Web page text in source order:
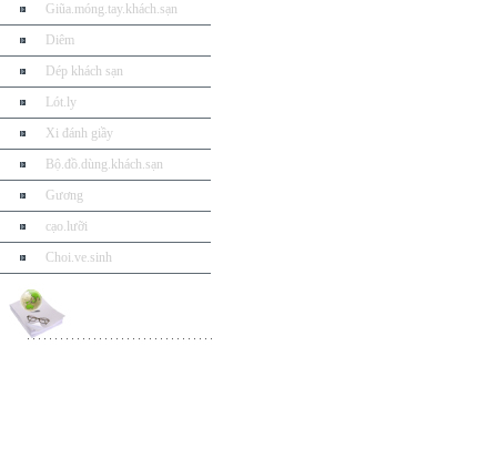
Giũa.móng.tay.khách.sạn
Diêm
Dép khách sạn
Lót.ly
Xi đánh giầy
Bộ.đồ.dùng.khách.sạn
Gương
cạo.lưỡi
Choi.ve.sinh